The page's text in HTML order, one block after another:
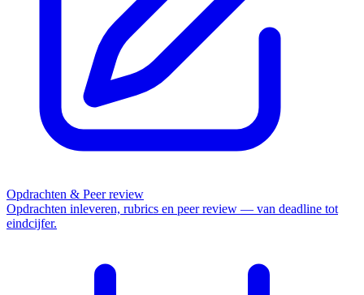
Opdrachten & Peer review
Opdrachten inleveren, rubrics en peer review — van deadline tot
eindcijfer.